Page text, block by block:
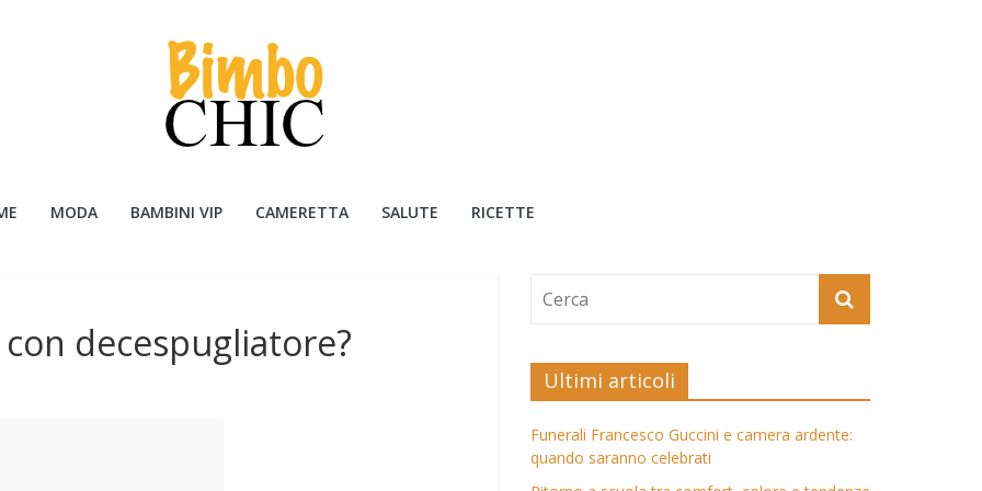
MODA BAMBINI VIP CAMERETTA SALUTE RICETTE
decespugliatore?
Ultimi articoli
Funerali Francesco Guccini e camera ardente:
quando saranno celebrati